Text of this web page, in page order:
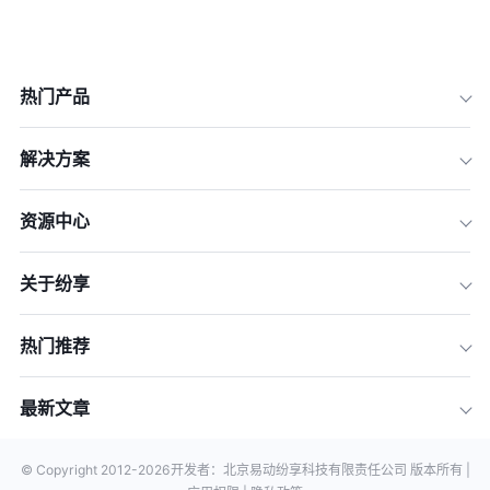
热门产品
解决方案
资源中心
关于纷享
热门推荐
最新文章
© Copyright 2012-2026开发者：北京易动纷享科技有限责任公司 版本所有 |